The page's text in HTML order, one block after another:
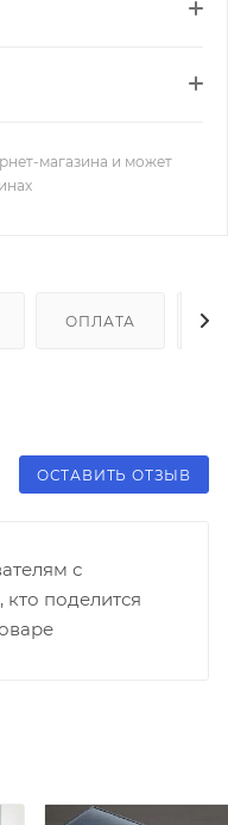
магазина и может
ОПЛАТА
ОСТАВИТЬ ОТЗЫВ
с
поделится